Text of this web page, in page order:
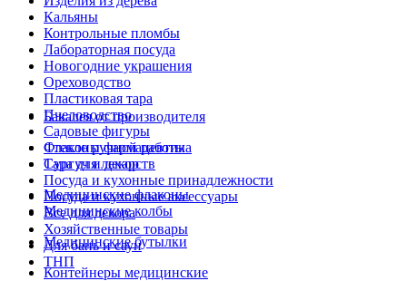
Кальяны
Контрольные пломбы
Лабораторная посуда
Новогодние украшения
Ореховодство
Пластиковая тара
Пчеловодство
Садовые фигуры
Стекло ручной работы
Сургуч и декор
Посуда и кухонные принадлежности
Посуда и кухонные аксессуары
Все для декора
Хозяйственные товары
Для бань и саун
ТНП
Бакалея от производителя
Флаконы фармацевтика
Тара для лекарств
Медицинские флаконы
Медицинские колбы
Медицинские бутылки
Контейнеры медицинские